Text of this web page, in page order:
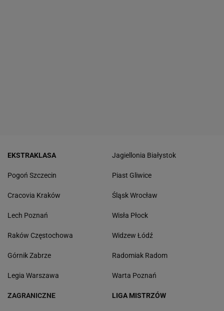
EKSTRAKLASA
Pogoń Szczecin
Cracovia Kraków
Lech Poznań
Raków Częstochowa
Górnik Zabrze
Legia Warszawa
Jagiellonia Białystok
Piast Gliwice
Śląsk Wrocław
Wisła Płock
Widzew Łódź
Radomiak Radom
Warta Poznań
ZAGRANICZNE LIGA MISTRZÓW